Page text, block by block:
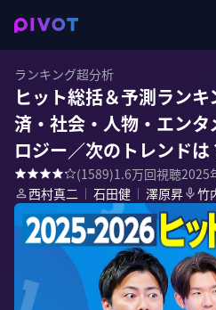
ランキング超分析
ヒット総括＆予測ラン
済・社会・人物・エンタ
ロジー／次のトレンドは
(1589)1.6万回視聴2025
西村真二 ｜ 石田健 ｜ 澤原昇 竹